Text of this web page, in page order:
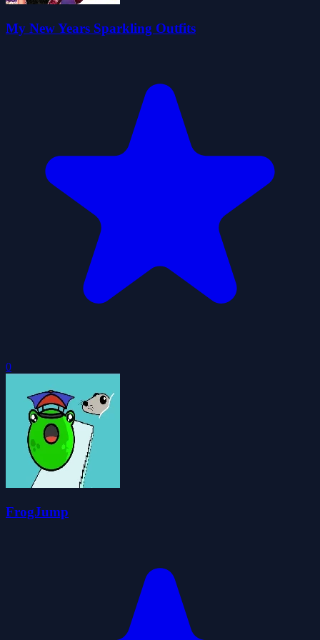
My New Years Sparkling Outfits
0
FrogJump